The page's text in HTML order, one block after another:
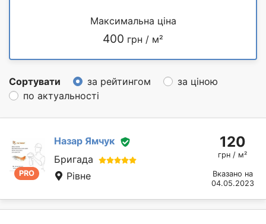
Максимальна ціна
400 грн / м²
Сортувати за рейтингом
за ціною
по актуальності
PRO
Назар Ямчук
Бригада
Рівне
120
грн / м²
Вказано на
04.05.2023